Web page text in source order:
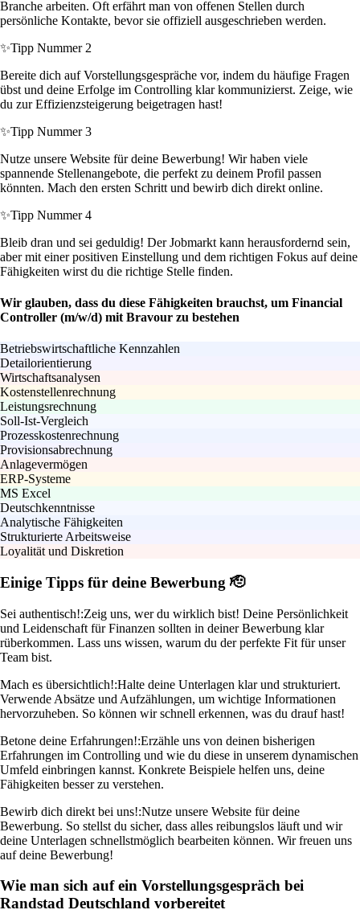
Branche arbeiten. Oft erfährt man von offenen Stellen durch
persönliche Kontakte, bevor sie offiziell ausgeschrieben werden.
✨Tipp Nummer 2
Bereite dich auf Vorstellungsgespräche vor, indem du häufige Fragen
übst und deine Erfolge im Controlling klar kommunizierst. Zeige, wie
du zur Effizienzsteigerung beigetragen hast!
✨Tipp Nummer 3
Nutze unsere Website für deine Bewerbung! Wir haben viele
spannende Stellenangebote, die perfekt zu deinem Profil passen
könnten. Mach den ersten Schritt und bewirb dich direkt online.
✨Tipp Nummer 4
Bleib dran und sei geduldig! Der Jobmarkt kann herausfordernd sein,
aber mit einer positiven Einstellung und dem richtigen Fokus auf deine
Fähigkeiten wirst du die richtige Stelle finden.
Wir glauben, dass du diese Fähigkeiten brauchst, um Financial
Controller (m/w/d) mit Bravour zu bestehen
Betriebswirtschaftliche Kennzahlen
Detailorientierung
Wirtschaftsanalysen
Kostenstellenrechnung
Leistungsrechnung
Soll-Ist-Vergleich
Prozesskostenrechnung
Provisionsabrechnung
Anlagevermögen
ERP-Systeme
MS Excel
Deutschkenntnisse
Analytische Fähigkeiten
Strukturierte Arbeitsweise
Loyalität und Diskretion
Einige Tipps für deine Bewerbung 🫡
Sei authentisch!:Zeig uns, wer du wirklich bist! Deine Persönlichkeit
und Leidenschaft für Finanzen sollten in deiner Bewerbung klar
rüberkommen. Lass uns wissen, warum du der perfekte Fit für unser
Team bist.
Mach es übersichtlich!:Halte deine Unterlagen klar und strukturiert.
Verwende Absätze und Aufzählungen, um wichtige Informationen
hervorzuheben. So können wir schnell erkennen, was du drauf hast!
Betone deine Erfahrungen!:Erzähle uns von deinen bisherigen
Erfahrungen im Controlling und wie du diese in unserem dynamischen
Umfeld einbringen kannst. Konkrete Beispiele helfen uns, deine
Fähigkeiten besser zu verstehen.
Bewirb dich direkt bei uns!:Nutze unsere Website für deine
Bewerbung. So stellst du sicher, dass alles reibungslos läuft und wir
deine Unterlagen schnellstmöglich bearbeiten können. Wir freuen uns
auf deine Bewerbung!
Wie man sich auf ein Vorstellungsgespräch bei
Randstad Deutschland vorbereitet